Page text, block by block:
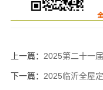
上一篇： 2025第二十一届深
下一篇： 2025临沂全屋